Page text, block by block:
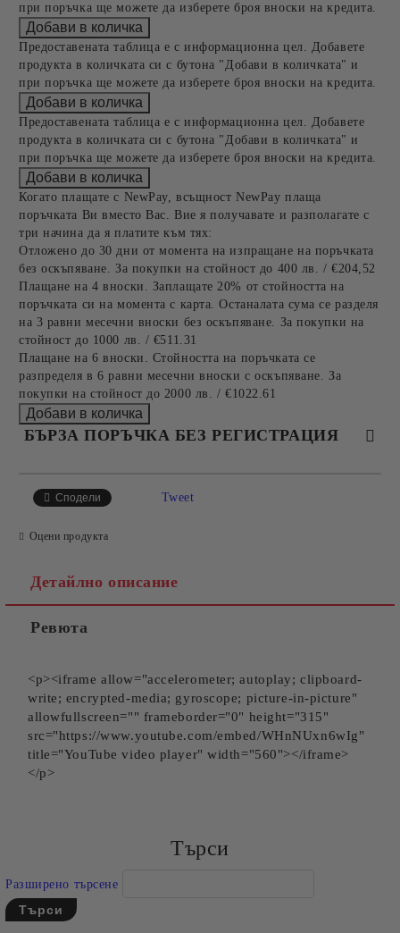
при поръчка ще можете да изберете броя вноски на кредита.
Предоставената таблица е с информационна цел. Добавете
продукта в количката си с бутона "Добави в количката" и
при поръчка ще можете да изберете броя вноски на кредита.
Предоставената таблица е с информационна цел. Добавете
продукта в количката си с бутона "Добави в количката" и
при поръчка ще можете да изберете броя вноски на кредита.
Когато плащате с NewPay, всъщност NewPay плаща
поръчката Ви вместо Вас. Вие я получавате и разполагате с
три начина да я платите към тях:
Отложено до 30 дни от момента на изпращане на поръчката
без оскъпяване. За покупки на стойност до 400 лв. / €204,52
Плащане на 4 вноски. Заплащате 20% от стойността на
поръчката си на момента с карта. Останалата сума се разделя
на 3 равни месечни вноски без оскъпяване. За покупки на
стойност до 1000 лв. / €511.31
Плащане на 6 вноски. Стойността на поръчката се
разпределя в 6 равни месечни вноски с оскъпяване. За
покупки на стойност до 2000 лв. / €1022.61
БЪРЗА ПОРЪЧКА БЕЗ РЕГИСТРАЦИЯ
Ние ще се свържем с вас в рамките на работния ден.
Сподели Tweet
Оцени продукта
Детайлно описание
Ревюта
<p><iframe allow="accelerometer; autoplay; clipboard-
write; encrypted-media; gyroscope; picture-in-picture"
allowfullscreen="" frameborder="0" height="315"
src="https://www.youtube.com/embed/WHnNUxn6wIg"
title="YouTube video player" width="560"></iframe>
</p>
Търси
Разширено търсене